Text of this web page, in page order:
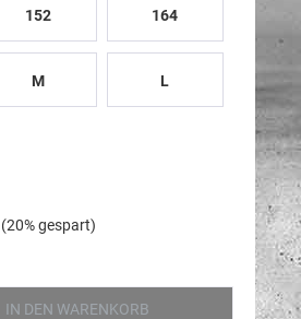
152 164
M L
(20% gespart)
IN DEN WARENKORB